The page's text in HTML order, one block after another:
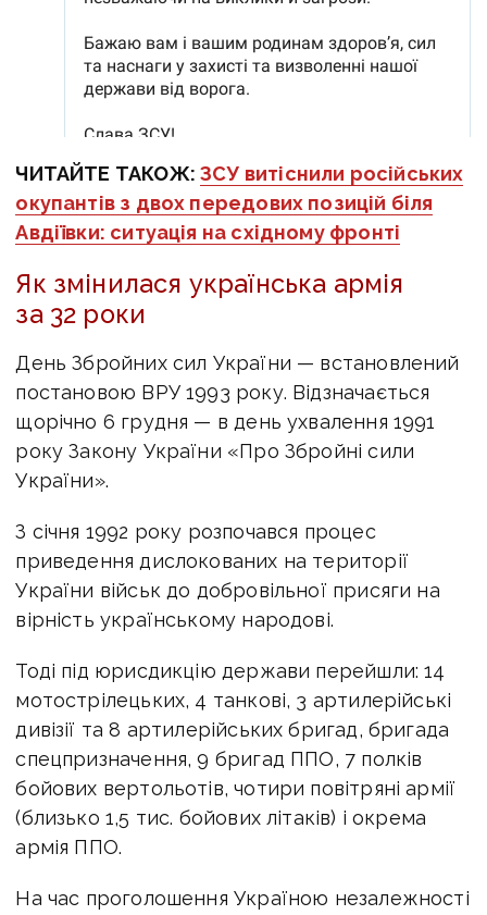
ЧИТАЙТЕ ТАКОЖ:ЗСУ витіснили російських
окупантів з двох передових позицій біля
Авдіївки: ситуація на східному фронті
Як змінилася українська армія
за 32 роки
День Збройних сил України — встановлений
постановою ВРУ 1993 року. Відзначається
щорічно 6 грудня — в день ухвалення 1991
року Закону України «Про Збройні сили
України».
З січня 1992 року розпочався процес
приведення дислокованих на території
України військ до добровільної присяги на
вірність українському народові.
Тоді під юрисдикцію держави перейшли: 14
мотострілецьких, 4 танкові, 3 артилерійські
дивізії та 8 артилерійських бригад, бригада
спецпризначення, 9 бригад ППО, 7 полків
бойових вертольотів, чотири повітряні армії
(близько 1,5 тис. бойових літаків) і окрема
армія ППО.
На час проголошення Україною незалежності